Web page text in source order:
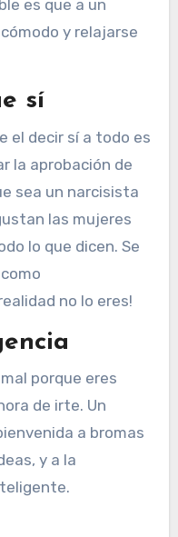
es que a un
y relajarse
sí
el decir sí a todo es
la aprobación de
sea un narcisista
las mujeres
lo que dicen. Se
no lo eres!
porque eres
de irte. Un
a bromas
y a la